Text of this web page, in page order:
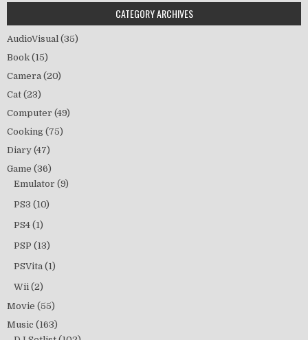
CATEGORY ARCHIVES
AudioVisual (35)
Book (15)
Camera (20)
Cat (23)
Computer (49)
Cooking (75)
Diary (47)
Game (36)
Emulator (9)
PS3 (10)
PS4 (1)
PSP (13)
PSVita (1)
Wii (2)
Movie (55)
Music (163)